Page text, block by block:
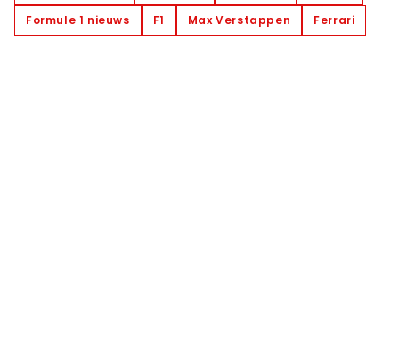
Formule 1 nieuws
F1 Max Verstappen Ferrari